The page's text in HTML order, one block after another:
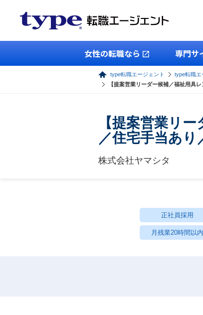
女性の転職なら 専門サ
type転職エージェント type転職エ
【提案営業リーダー候補／福祉用具
【提案営業リ
／住宅手当あ
株式会社ヤマシタ
正社員採用
月残業20時間以内